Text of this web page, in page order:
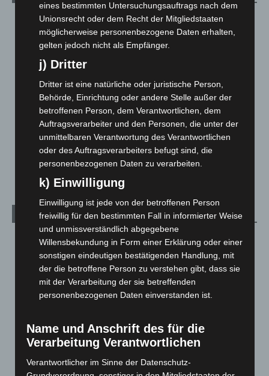
Blaulicht
Corona-News
Langenhagen und Ortsteile
Leserbriefe
Menschen
Über uns
Veranstaltungen
Archiv
August 2026(10)
Juli 2026(73)
Juni 2026(139)
Mai 2026(99)
März 2026 (115)
Februar 2026(109)
Januar 2026(122)
eines bestimmten Untersuchungsauftrags nach dem
Unionsrecht oder dem Recht der Mitgliedstaaten
möglicherweise personenbezogene Daten erhalten,
gelten jedoch nicht als Empfänger.
j) Dritter
Dritter ist eine natürliche oder juristische Person,
Behörde, Einrichtung oder andere Stelle außer der
betroffenen Person, dem Verantwortlichen, dem
Auftragsverarbeiter und den Personen, die unter der
unmittelbaren Verantwortung des Verantwortlichen
oder des Auftragsverarbeiters befugt sind, die
personenbezogenen Daten zu verarbeiten.
k) Einwilligung
Einwilligung ist jede von der betroffenen Person
freiwillig für den bestimmten Fall in informierter Weise
und unmissverständlich abgegebene
Willensbekundung in Form einer Erklärung oder einer
sonstigen eindeutigen bestätigenden Handlung, mit
der die betroffene Person zu verstehen gibt, dass sie
mit der Verarbeitung der sie betreffenden
personenbezogenen Daten einverstanden ist.
Name und Anschrift des für die
Verarbeitung Verantwortlichen
Verantwortlicher im Sinne der Datenschutz-